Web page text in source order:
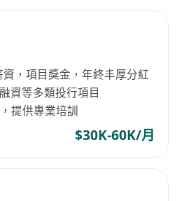
，項目獎金，年終丰厚分紅
資等多類投行項目
提供專業培訓
$30K-60K/月